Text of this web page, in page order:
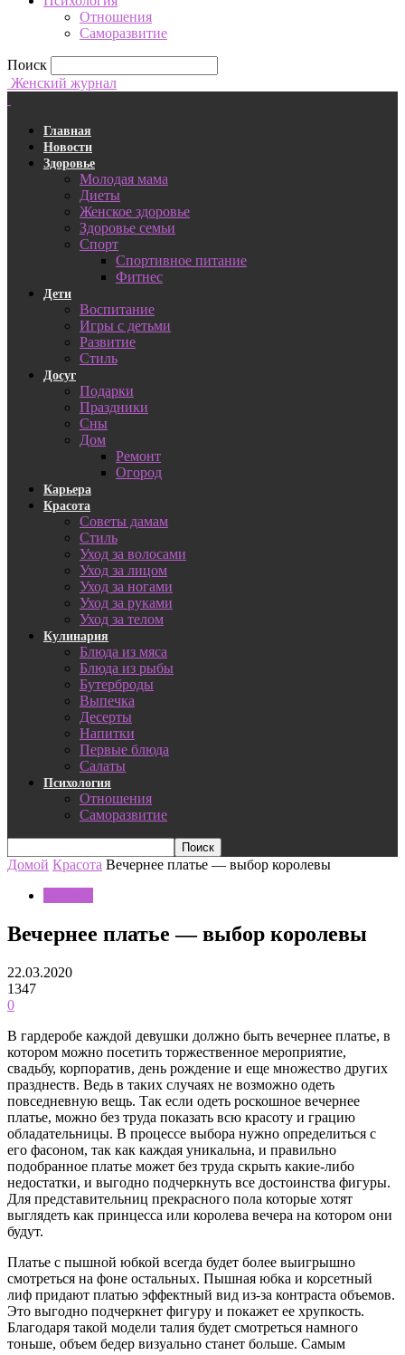
Отношения
Саморазвитие
Поиск
Женский журнал
Главная
Новости
Здоровье
Молодая мама
Диеты
Женское здоровье
Здоровье семьи
Спорт
Спортивное питание
Фитнес
Дети
Воспитание
Игры с детьми
Развитие
Стиль
Досуг
Подарки
Праздники
Сны
Дом
Ремонт
Огород
Карьера
Красота
Советы дамам
Стиль
Уход за волосами
Уход за лицом
Уход за ногами
Уход за руками
Уход за телом
Кулинария
Блюда из мяса
Блюда из рыбы
Бутерброды
Выпечка
Десерты
Напитки
Первые блюда
Салаты
Психология
Отношения
Саморазвитие
Домой Красота Вечернее платье — выбор королевы
Вечернее платье — выбор королевы
22.03.2020
1347
0
В гардеробе каждой девушки должно быть вечернее платье, в
котором можно посетить торжественное мероприятие,
свадьбу, корпоратив, день рождение и еще множество других
празднеств. Ведь в таких случаях не возможно одеть
повседневную вещь. Так если одеть роскошное вечернее
платье, можно без труда показать всю красоту и грацию
обладательницы. В процессе выбора нужно определиться с
его фасоном, так как каждая уникальна, и правильно
подобранное платье может без труда скрыть какие-либо
недостатки, и выгодно подчеркнуть все достоинства фигуры.
Для представительниц прекрасного пола которые хотят
выглядеть как принцесса или королева вечера на котором они
будут.
Платье с пышной юбкой всегда будет более выигрышно
смотреться на фоне остальных. Пышная юбка и корсетный
лиф придают платью эффектный вид из-за контраста объемов.
Это выгодно подчеркнет фигуру и покажет ее хрупкость.
Благодаря такой модели талия будет смотреться намного
тоньше, объем бедер визуально станет больше. Самым